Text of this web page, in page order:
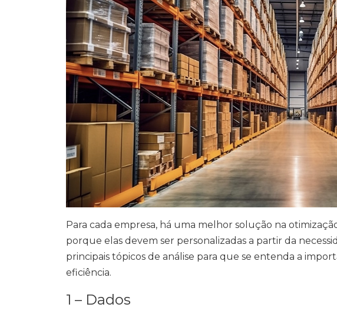
Para cada empresa, há uma melhor solução na
porque elas devem ser personalizadas a partir da
principais tópicos de análise para que se entenda a
eficiência.
1 – Dados